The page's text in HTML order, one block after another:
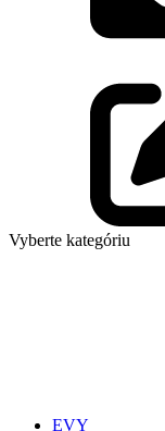
Vyberte kategóriu
EVY